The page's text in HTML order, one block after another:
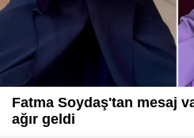
Fatma Soydaş'tan mesaj
ağır geldi